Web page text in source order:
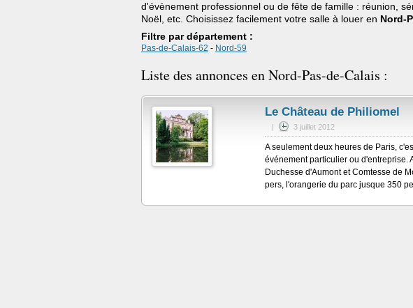
d'évènement professionnel ou de fête de famille : réunion,
Noël, etc. Choisissez facilement votre salle à louer en Nord-
Filtre par département :
Pas-de-Calais-62 - Nord-59
Liste des annonces en Nord-Pas-de-Calais :
Le Château de Philiomel
| 3 juillet 2012
A seulement deux heures de Paris,
événement particulier ou d'entreprise.
Duchesse d'Aumont et Comtesse de
pers, l'orangerie du parc jusque 350